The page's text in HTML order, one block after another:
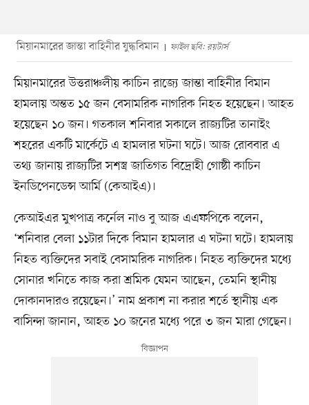
মিয়ানমারের জান্তা বাহিনীর যুদ্ধবিমান ফাইল ছবি: রয়টার্স
মিয়ানমারের উত্তরাঞ্চলীয় কাচিন রাজ্যে জান্তা বাহিনীর বিমান
হামলায় অন্তত ১৫ জন বেসামরিক নাগরিক নিহত হয়েছেন। আহত
হয়েছেন ১০ জন। গতকাল শনিবার সকালে রাজ্যটির তানাইং
শহরের একটি মার্কেটে এ হামলার ঘটনা ঘটে। আজ রোববার এ
তথ্য জানায় রাজ্যটির সশস্ত্র জাতিগত বিদ্রোহী গোষ্ঠী কাচিন
ইনডিপেনডেন্স আর্মি (কেআইএ)।
কেআইএর মুখপাত্র কর্নেল নাও বু আজ এএফপিকে বলেন,
‘শনিবার বেলা ১১টার দিকে বিমান হামলার এ ঘটনা ঘটে। হামলায়
নিহত ব্যক্তিদের সবাই বেসামরিক নাগরিক। নিহত ব্যক্তিদের মধ্যে
সোনার খনিতে কাজ করা শ্রমিক যেমন আছেন, তেমনি স্থানীয়
দোকানদারও রয়েছেন।’ নাম প্রকাশ না করার শর্তে স্থানীয় এক
বাসিন্দা জানান, আহত ১০ জনের মধ্যে পরে ৩ জন মারা গেছেন।